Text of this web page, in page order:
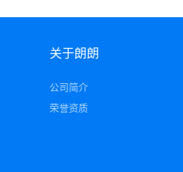
关于朗朗
公司简介
荣誉资质